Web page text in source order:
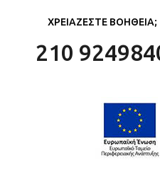
ΧΡΕΙΑΖΕΣΤΕ ΒΟΗΘΕΙΑ;
210